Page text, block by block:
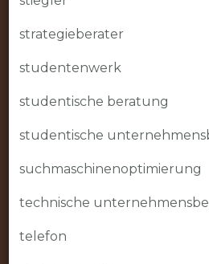
strategieberater
studentenwerk
studentische beratung
studentische
suchmaschinenoptimierung
technische
telefon